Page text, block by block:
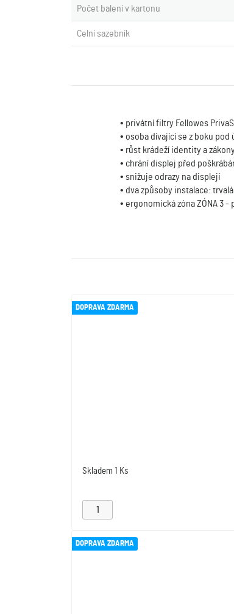
Počet balení v kartonu
Celní sazebník
• privátní filtry Fellowes
• osoba dívající se z boku
• růst krádeží identity a
• chrání displej před
• snižuje odrazy na displeji
• dva způsoby instalace:
• ergonomická zóna ZÓNA 3
DOPRAVA ZDARMA
Skladem 1 Ks
DOPRAVA ZDARMA